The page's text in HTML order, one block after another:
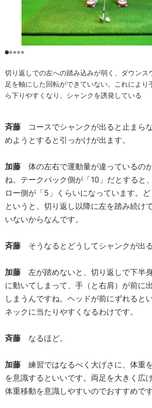
切り返しでの左への踏み込みが弱く、ダウンス
足を軸にした回転ができていない。これにより
ら下りやすくなり、シャンクを誘発している
斉藤 コースでシャンクが出ると止まら
めようとすると引っかけが出ます。
加藤 体の左右で運動量が違っているの
ね。テークバック側が「10」だとすると
ロー側が「5」くらいになっています。
というと、切り返し以降に左を踏み続けて
いないからなんです。
斉藤 そうなるとどうしてシャンクが出
加藤 左が踏めないと、切り返しで下半
に動いてしまって、手（と右肩）が前に
しまうんですね。ヘッドが前にずれると
ネックに当たりやすくなるわけです。
斉藤 なるほど。
加藤 練習ではなるべく大げさに、体重
を意識するといいです。両足を大きく広
体重移動を意識しやすいのでおすすめです